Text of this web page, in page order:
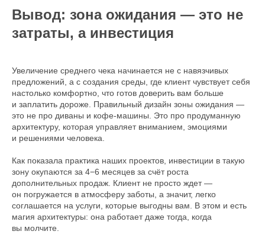
Вывод: зона ожидания — это не
затраты, а инвестиция
Увеличение среднего чека начинается не с навязчивых
предложений, а с создания среды, где клиент чувствует себя
настолько комфортно, что готов доверить вам больше
и заплатить дороже. Правильный дизайн зоны ожидания —
это не про диваны и кофе-машины. Это про продуманную
архитектуру, которая управляет вниманием, эмоциями
и решениями человека.
Как показала практика наших проектов, инвестиции в такую
зону окупаются за 4−6 месяцев за счёт роста
дополнительных продаж. Клиент не просто ждет —
он погружается в атмосферу заботы, а значит, легко
соглашается на услуги, которые выгодны вам. В этом и есть
магия архитектуры: она работает даже тогда, когда
вы молчите.